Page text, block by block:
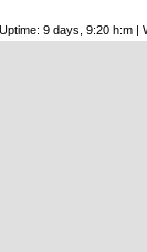
9 days, 9:20 h:m